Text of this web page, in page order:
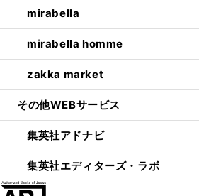
mirabella
mirabella homme
zakka market
その他WEBサービス
集英社アドナビ
集英社エディターズ・ラボ